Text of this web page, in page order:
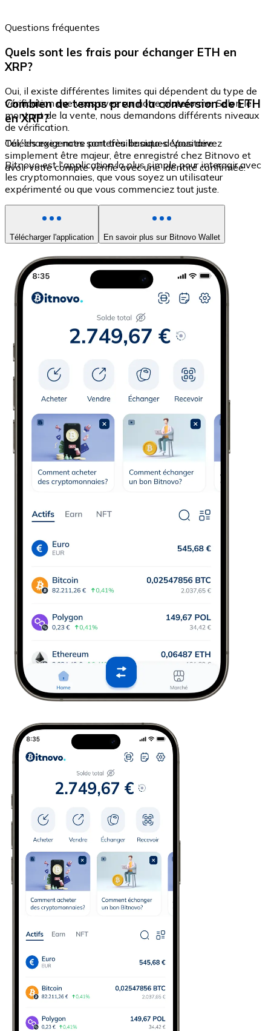
Questions fréquentes
Quels sont les frais pour échanger ETH en
XRP?
Oui, il existe différentes limites qui dépendent du type de
vérification que vous avez sur notre plateforme. Selon le
montant de la vente, nous demandons différents niveaux
de vérification.
Combien de temps prend la conversion de ETH
en XRP?
Oui, les exigences sont très basiques. Vous devez
simplement être majeur, être enregistré chez Bitnovo et
avoir votre compte vérifié avec une identité confirmée.
Téléchargez notre portefeuille auto-dépositaire
Bitnovo est l'application la plus simple pour interagir avec
les cryptomonnaies, que vous soyez un utilisateur
expérimenté ou que vous commenciez tout juste.
Télécharger l'application En savoir plus sur Bitnovo Wallet